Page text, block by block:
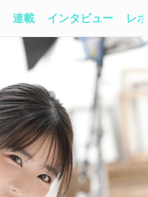
連載 インタビュー レ